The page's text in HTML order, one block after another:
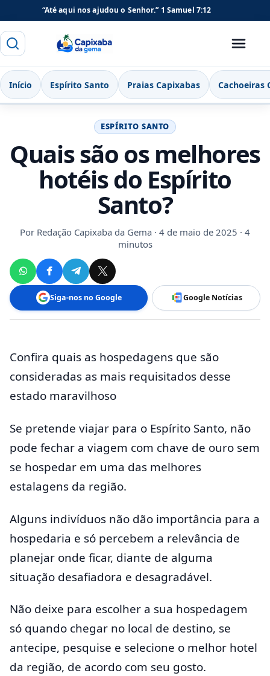
“Até aqui nos ajudou o Senhor.” 1 Samuel 7:12
Buscar
Menu
Início Espírito Santo Praias Capixabas Cachoeiras
ESPÍRITO SANTO
Quais são os melhores
hotéis do Espírito
Santo?
Por Redação Capixaba da Gema · 4 de maio de 2025 · 4
minutos
Siga-nos no Google Google Notícias
Confira quais as hospedagens que são
consideradas as mais requisitados desse
estado maravilhoso
Se pretende viajar para o Espírito Santo, não
pode fechar a viagem com chave de ouro sem
se hospedar em uma das melhores
estalagens da região.
Alguns indivíduos não dão importância para a
hospedaria e só percebem a relevância de
planejar onde ficar, diante de alguma
situação desafiadora e desagradável.
Não deixe para escolher a sua hospedagem
só quando chegar no local de destino, se
antecipe, pesquise e selecione o melhor hotel
da região, de acordo com seu gosto.